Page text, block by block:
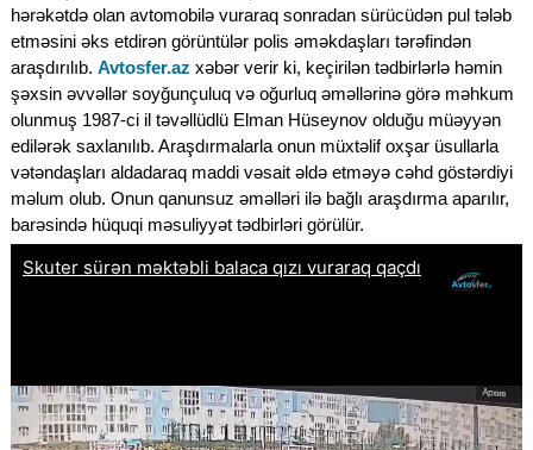
hərəkətdə olan avtomobilə vuraraq sonradan sürücüdən pul tələb
etməsini əks etdirən görüntülər polis əməkdaşları tərəfindən
araşdırılıb. Avtosfer.az xəbər verir ki, keçirilən tədbirlərlə həmin
şəxsin əvvəllər soyğunçuluq və oğurluq əməllərinə görə məhkum
olunmuş 1987-ci il təvəllüdlü Elman Hüseynov olduğu müəyyən
edilərək saxlanılıb. Araşdırmalarla onun müxtəlif oxşar üsullarla
vətəndaşları aldadaraq maddi vəsait əldə etməyə cəhd göstərdiyi
məlum olub. Onun qanunsuz əməlləri ilə bağlı araşdırma aparılır,
barəsində hüquqi məsuliyyət tədbirləri görülür.